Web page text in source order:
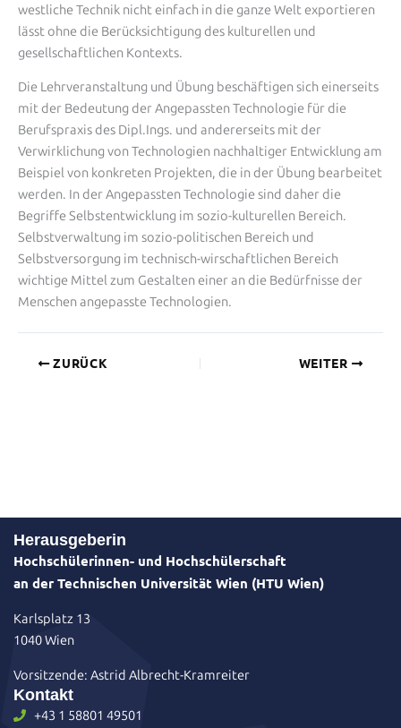
westliche Technik nicht einfach in die ganze Welt exportieren
lässt ohne die Berücksichtigung des kulturellen und
gesellschaftlichen Kontexts.
Die Lehrveranstaltung und Übung beschäftigen sich einerseits
mit der Bedeutung der Angepassten Technologie für die
Berufspraxis des Dipl.Ings. und andererseits mit der
Verwirklichung von Technologien nachhaltiger Entwicklung am
Beispiel von konkreten Projekten, die in der Übung bearbeitet
werden. In der Angepassten Technologie sind daher die
Begriffe Selbstentwicklung im sozio-kulturellen Bereich.
Selbstverwaltung im sozio-politischen Bereich und
Selbstversorgung im technisch-wirschaftlichen Bereich
wichtige Mittel zum Gestalten einer an die Bedürfnisse der
Menschen angepasste Technologien.
ZURÜCK WEITER
Herausgeberin
Hochschülerinnen- und Hochschülerschaft
an der Technischen Universität Wien (HTU Wien)
Karlsplatz 13
1040 Wien
Vorsitzende: Astrid Albrecht-Kramreiter
Kontakt
+43 1 58801 49501